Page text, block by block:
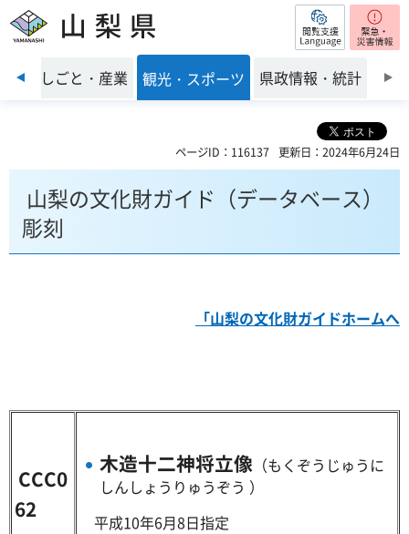
山梨県 閲覧支援
前のスライドを表示
境 しごと・産業 観光・スポーツ 県政情報・統計
ページID：116137 更新日：2024年6月24日
山梨の文化財ガイド（データベース）
彫刻
「山梨の文化財ガイドホームへ
CCC0
62
木造十二神将立像 （もくぞうじゅうに
しんしょうりゅうぞう ）
平成10年6月8日指定